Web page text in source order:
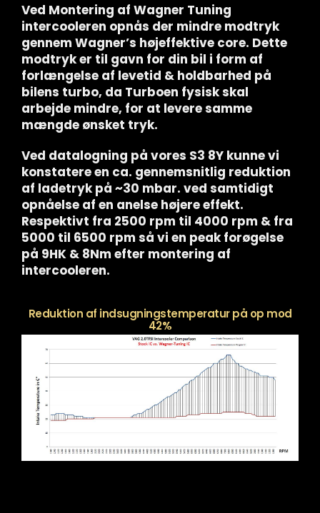
Ved Montering af Wagner Tuning
intercooleren opnås der mindre modtryk
gennem Wagner’s højeffektive core. Dette
modtryk er til gavn for din bil i form af
forlængelse af levetid & holdbarhed på
bilens turbo, da Turboen fysisk skal
arbejde mindre, for at levere samme
mængde ønsket tryk.
Ved datalogning på vores S3 8Y kunne vi
konstatere en ca. gennemsnitlig reduktion
af ladetryk på ~30 mbar. ved samtidigt
opnåelse af en anelse højere effekt.
Respektivt fra 2500 rpm til 4000 rpm & fra
5000 til 6500 rpm så vi en peak forøgelse
på 9HK & 8Nm efter montering af
intercooleren.
Reduktion af indsugningstemperatur på op mod
42%